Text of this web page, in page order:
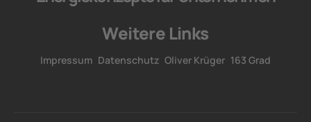
Weitere Links
Impressum Datenschutz Oliver Krüger 163 Grad